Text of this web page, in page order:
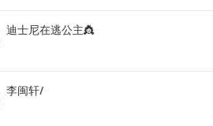
迪士尼在逃公主👸
李闽轩/